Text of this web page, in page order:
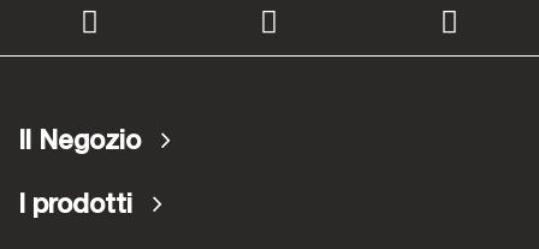
Il Negozio
I prodotti